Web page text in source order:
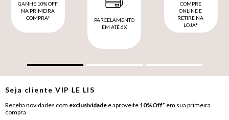
GANHE 10% OFF
NA PRIMEIRA
COMPRA*
PARCELAMENTO
EM ATÉ 6X
COMPRE
ONLINE E
RETIRE NA
LOJA*
Seja clienteVIP LE LIS
Receba novidades com exclusividade e aproveite 10%Off* em sua primeira
compra